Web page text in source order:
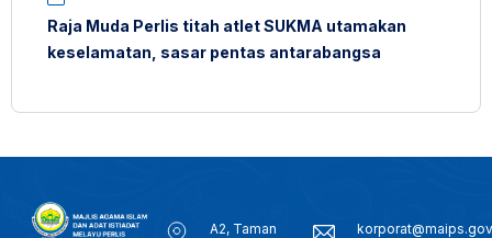
Raja Muda Perlis titah atlet SUKMA utamakan
keselamatan, sasar pentas antarabangsa
A2, Taman